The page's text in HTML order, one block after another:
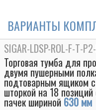
ВАРИАНТЫ
SIGAR-LDSP-ROL-F-T-
Торговая тумба для
двумя пушерными
подтоварным ящиком
шторкой на 18 позиций
пачек шириной 630 мм